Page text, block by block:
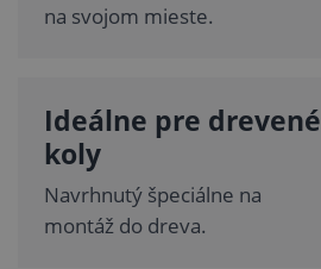
na svojom mieste.
Ideálne pre drevené
koly
Navrhnutý špeciálne na
montáž do dreva.